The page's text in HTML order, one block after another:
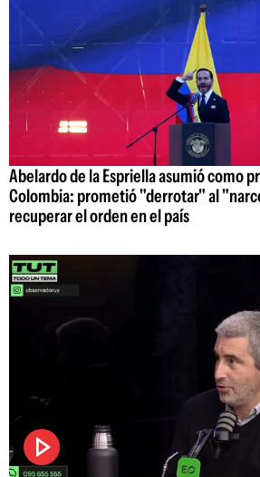
Abelardo de la Espriella asumió como
Colombia: prometió "derrotar" al
recuperar el orden en el país